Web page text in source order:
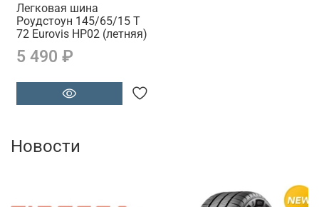
Легковая шина
Роудстоун 145/65/15 T
72 Eurovis HP02 (летняя)
5 490 ₽
Новости